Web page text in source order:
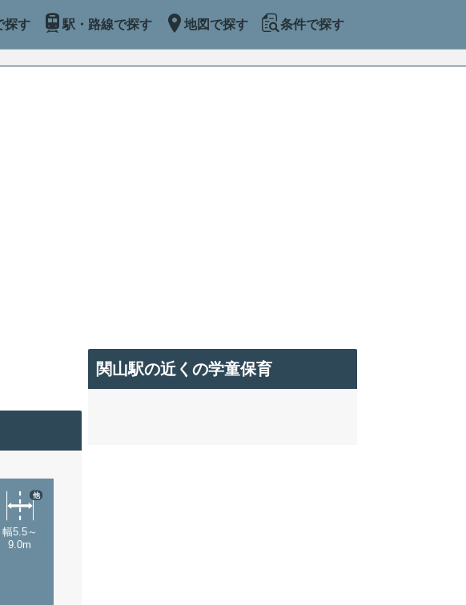
探す 駅・路線で探す 地図で探す 条件で探す
幅5.5～
9.0m
他
関山駅の近くの学童保育